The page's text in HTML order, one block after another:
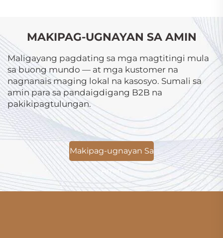
MAKIPAG-UGNAYAN SA AMIN
Maligayang pagdating sa mga magtitingi mula
sa buong mundo — at mga kustomer na
nagnanais maging lokal na kasosyo. Sumali sa
amin para sa pandaigdigang B2B na
pakikipagtulungan.
Makipag-ugnayan Sa
Amin